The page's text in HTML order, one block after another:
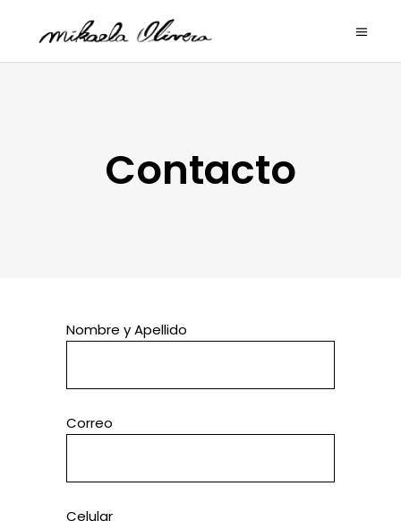
Contacto
Nombre y Apellido
Correo
Celular